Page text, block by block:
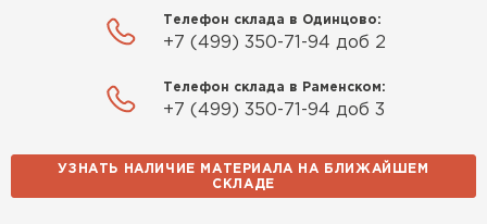
Телефон склада в Одинцово:
+7 (499) 350-71-94 доб 2
Телефон склада в Раменском:
+7 (499) 350-71-94 доб 3
УЗНАТЬ НАЛИЧИЕ МАТЕРИАЛА НА БЛИЖАЙШЕМ
СКЛАДЕ